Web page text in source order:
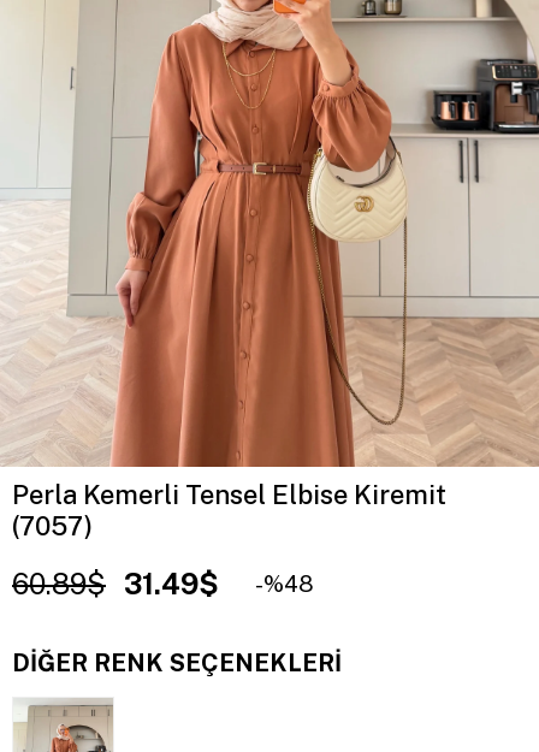
Perla Kemerli Tensel Elbise Kiremit
(7057)
60.89$ 31.49$ 48
DIĞER RENK SEÇENEKLERI